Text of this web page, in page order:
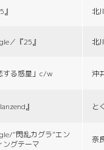
』 北
／『25』 北
する惑星」c/w 沖
』 と
“閃乱カグラ”エン
ングテーマ
奈